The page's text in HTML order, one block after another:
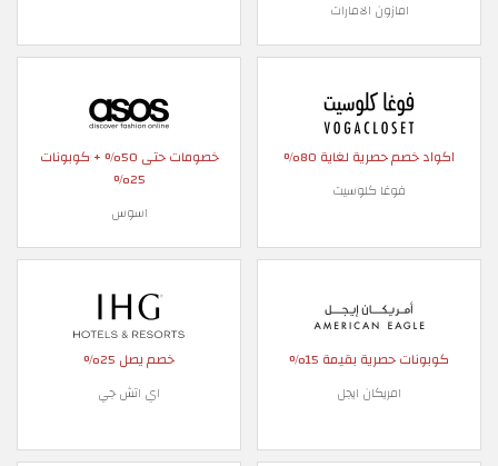
امازون الامارات
اكواد خصم حصرية لغاية 80%
فوغا كلوسيت
خصومات حتى 50% + كوبونات
25%
اسوس
كوبونات حصرية بقيمة 15%
امريكان ايجل
خصم يصل 25%
اي اتش جي